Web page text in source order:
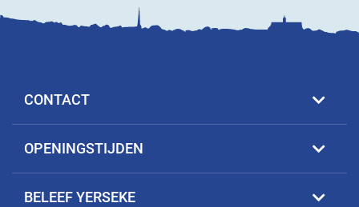
CONTACT
OPENINGSTIJDEN
BELEEF YERSEKE